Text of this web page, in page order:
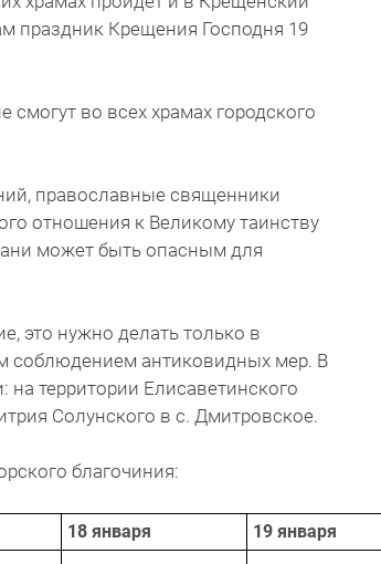
праздник Крещения Господня 19
во всех храмах городского
православные священники
отношения к Великому таинству
может быть опасным для
это нужно делать только в
соблюдением антиковидных мер. В
территории Елисаветинского
Солунского в с. Дмитровское.
благочиния:
18 января 19 января